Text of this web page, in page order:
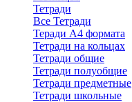
Тетради
Все Тетради
Теради А4 формата
Тетради на кольцах
Тетради общие
Тетради полуобщие
Тетради предметные
Тетради школьные